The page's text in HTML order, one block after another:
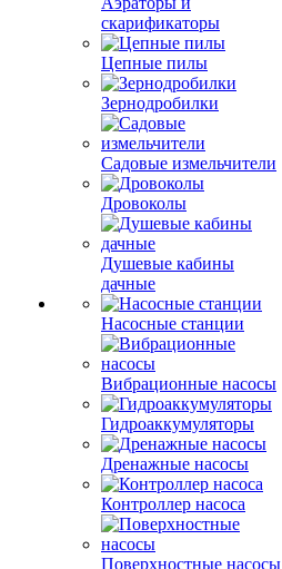
скарификаторы
Цепные пилы
Зернодробилки
Садовые измельчители
Дровоколы
Душевые кабины
дачные
Насосные станции
Вибрационные насосы
Гидроаккумуляторы
Дренажные насосы
Контроллер насоса
Поверхностные насосы